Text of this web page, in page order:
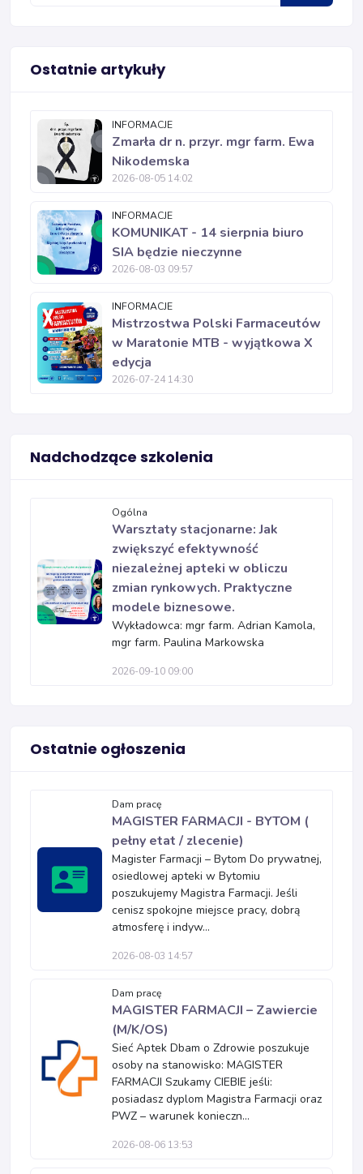
Ostatnie artykuły
INFORMACJE
Zmarła dr n. przyr. mgr farm. Ewa
Nikodemska
2026-08-05 14:02
INFORMACJE
KOMUNIKAT - 14 sierpnia biuro
SIA będzie nieczynne
2026-08-03 09:57
INFORMACJE
Mistrzostwa Polski Farmaceutów
w Maratonie MTB - wyjątkowa X
edycja
2026-07-24 14:30
Nadchodzące szkolenia
Ogólna
Warsztaty stacjonarne: Jak
zwiększyć efektywność
niezależnej apteki w obliczu
zmian rynkowych. Praktyczne
modele biznesowe.
Wykładowca: mgr farm. Adrian Kamola,
mgr farm. Paulina Markowska
2026-09-10 09:00
Ostatnie ogłoszenia
Dam pracę
MAGISTER FARMACJI - BYTOM (
pełny etat / zlecenie)
Magister Farmacji – Bytom Do prywatnej,
osiedlowej apteki w Bytomiu
poszukujemy Magistra Farmacji. Jeśli
cenisz spokojne miejsce pracy, dobrą
atmosferę i indyw...
2026-08-03 14:57
Dam pracę
MAGISTER FARMACJI – Zawiercie
(M/K/OS)
Sieć Aptek Dbam o Zdrowie poszukuje
osoby na stanowisko: MAGISTER
FARMACJI Szukamy CIEBIE jeśli:
posiadasz dyplom Magistra Farmacji oraz
PWZ – warunek konieczn...
2026-08-06 13:53